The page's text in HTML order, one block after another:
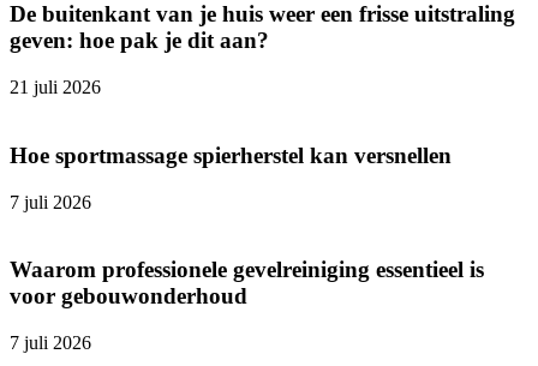
De buitenkant van je huis weer een frisse uitstraling
geven: hoe pak je dit aan?
21 juli 2026
Hoe sportmassage spierherstel kan versnellen
7 juli 2026
Waarom professionele gevelreiniging essentieel is
voor gebouwonderhoud
7 juli 2026